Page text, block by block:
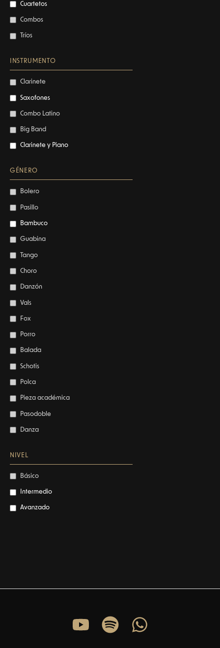
Cuartetos
Combos
Tríos
INSTRUMENTO
Clarinete
Saxofones
Combo Latino
Big Band
Clarinete y Piano
GÉNERO
Bolero
Pasillo
Bambuco
Guabina
Tango
Choro
Danzón
Vals
Fox
Porro
Balada
Schotis
Polca
Pieza académica
Pasodoble
Danza
NIVEL
Básico
Intermedio
Avanzado